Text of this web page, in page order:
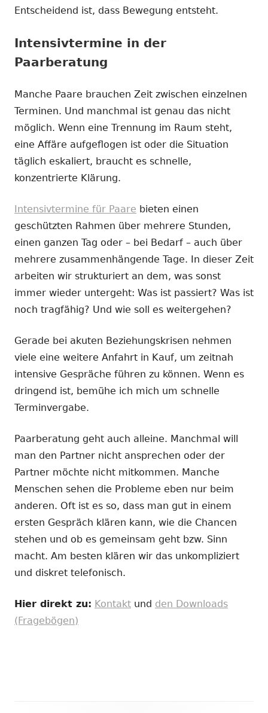
Entscheidend ist, dass Bewegung entsteht.
Intensivtermine in der
Paarberatung
Manche Paare brauchen Zeit zwischen einzelnen
Terminen. Und manchmal ist genau das nicht
möglich. Wenn eine Trennung im Raum steht,
eine Affäre aufgeflogen ist oder die Situation
täglich eskaliert, braucht es schnelle,
konzentrierte Klärung.
Intensivtermine für Paare bieten einen
geschützten Rahmen über mehrere Stunden,
einen ganzen Tag oder – bei Bedarf – auch über
mehrere zusammenhängende Tage. In dieser Zeit
arbeiten wir strukturiert an dem, was sonst
immer wieder untergeht: Was ist passiert? Was ist
noch tragfähig? Und wie soll es weitergehen?
Gerade bei akuten Beziehungskrisen nehmen
viele eine weitere Anfahrt in Kauf, um zeitnah
intensive Gespräche führen zu können. Wenn es
dringend ist, bemühe ich mich um schnelle
Terminvergabe.
Paarberatung geht auch alleine. Manchmal will
man den Partner nicht ansprechen oder der
Partner möchte nicht mitkommen. Manche
Menschen sehen die Probleme eben nur beim
anderen. Oft ist es so, dass man gut in einem
ersten Gespräch klären kann, wie die Chancen
stehen und ob es gemeinsam geht bzw. Sinn
macht. Am besten klären wir das unkompliziert
und diskret telefonisch.
Hier direkt zu: Kontakt und den Downloads
(Fragebögen)